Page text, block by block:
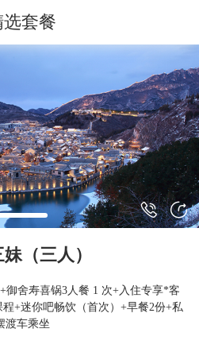
选套餐
（三人）
御舍寿喜锅3人餐 1 次+入住专享*客
+迷你吧畅饮（首次）+早餐2份+私
渡车乘坐